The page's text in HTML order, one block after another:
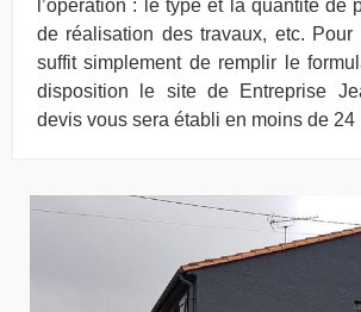
l’opération : le type et la quantité de
de réalisation des travaux, etc. Pour
suffit simplement de remplir le
disposition le site de Entreprise
devis vous sera établi en moins de 24